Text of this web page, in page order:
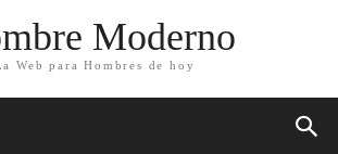
Moderno
Web para Hombres de hoy